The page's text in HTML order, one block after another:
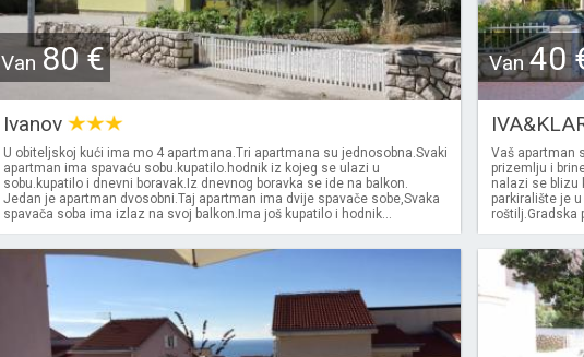
Van 80 €
Ivanov
U obiteljskoj kući ima mo 4 apartmana.Tri apartmana su jednosobna.Svaki
apartman ima spavaću sobu.kupatilo.hodnik iz kojeg se ulazi u
sobu.kupatilo i dnevni boravak.Iz dnevnog boravka se ide na balkon.
Jedan je apartman dvosobni.Taj apartman ima dvije spavače sobe,Svaka
spavača soba ima izlaz na svoj balkon.Ima još kupatilo i hodnik...
Van40
Vaš apartman
prizemlju i
nalazi se blizu
parkiralište je
roštilj.Gradska